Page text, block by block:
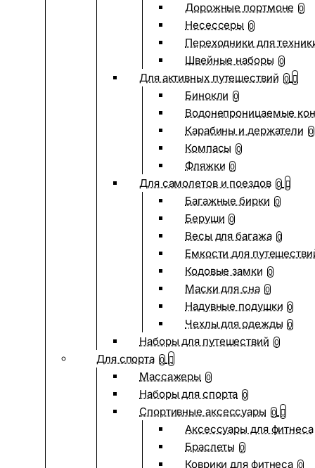
Дорожные портмоне 0
Несессеры 0
Переходники для
Швейные наборы 0
Для активных путешествий 0
Бинокли 0
Водонепроницаемые
Карабины и держатели 0
Компасы 0
Фляжки 0
Для самолетов и поездов 0
Багажные бирки 0
Беруши 0
Весы для багажа 0
Емкости для
Кодовые замки 0
Маски для сна 0
Надувные подушки 0
Чехлы для одежды 0
Наборы для путешествий 0
Для спорта 0
Массажеры 0
Наборы для спорта 0
Спортивные аксессуары 0
Аксессуары для фитнеса
Браслеты 0
Коврики для фитнеса 0